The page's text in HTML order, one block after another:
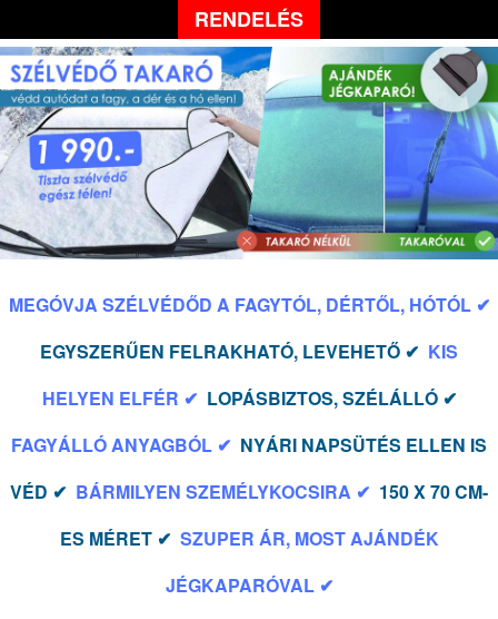
RENDELÉS
MEGÓVJA SZÉLVÉDŐD A FAGYTÓL, DÉRTŐL, HÓTÓL ✔
EGYSZERŰEN FELRAKHATÓ, LEVEHETŐ ✔ KIS
HELYEN ELFÉR ✔ LOPÁSBIZTOS, SZÉLÁLLÓ ✔
FAGYÁLLÓ ANYAGBÓL ✔ NYÁRI NAPSÜTÉS ELLEN IS
VÉD ✔ BÁRMILYEN SZEMÉLYKOCSIRA ✔ 150 X 70 CM-
ES MÉRET ✔ SZUPER ÁR, MOST AJÁNDÉK
JÉGKAPARÓVAL ✔